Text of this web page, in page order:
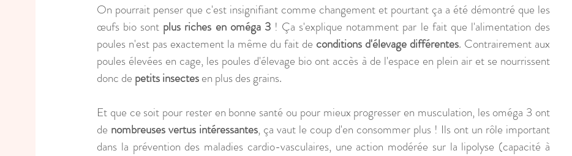
On pourrait penser que c'est insignifiant comme changement et pourtant ça a été démontré que les
œufs bio sont plus riches en oméga 3 ! Ça s'explique notamment par le fait que l'alimentation des
poules n'est pas exactement la même du fait de conditions d'élevage différentes. Contrairement aux
poules élevées en cage, les poules d'élevage bio ont accès à de l'espace en plein air et se nourrissent
donc de petits insectes en plus des grains.
Et que ce soit pour rester en bonne santé ou pour mieux progresser en musculation, les oméga 3 ont
de nombreuses vertus intéressantes, ça vaut le coup d'en consommer plus ! Ils ont un rôle important
dans la prévention des maladies cardio-vasculaires, une action modérée sur la lipolyse (capacité à